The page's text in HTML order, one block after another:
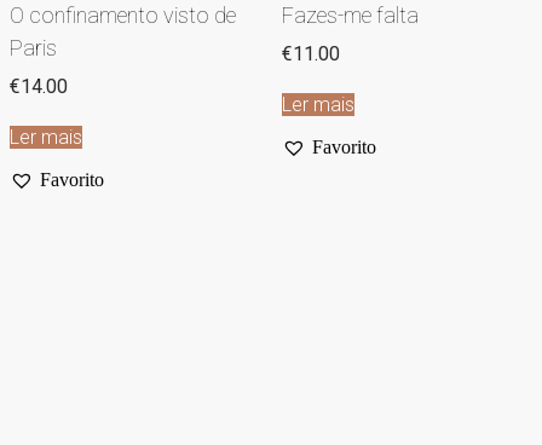
O confinamento visto de
Paris
€14.00
Ler mais
Favorito
Fazes-me falta
€11.00
Ler mais
Favorito